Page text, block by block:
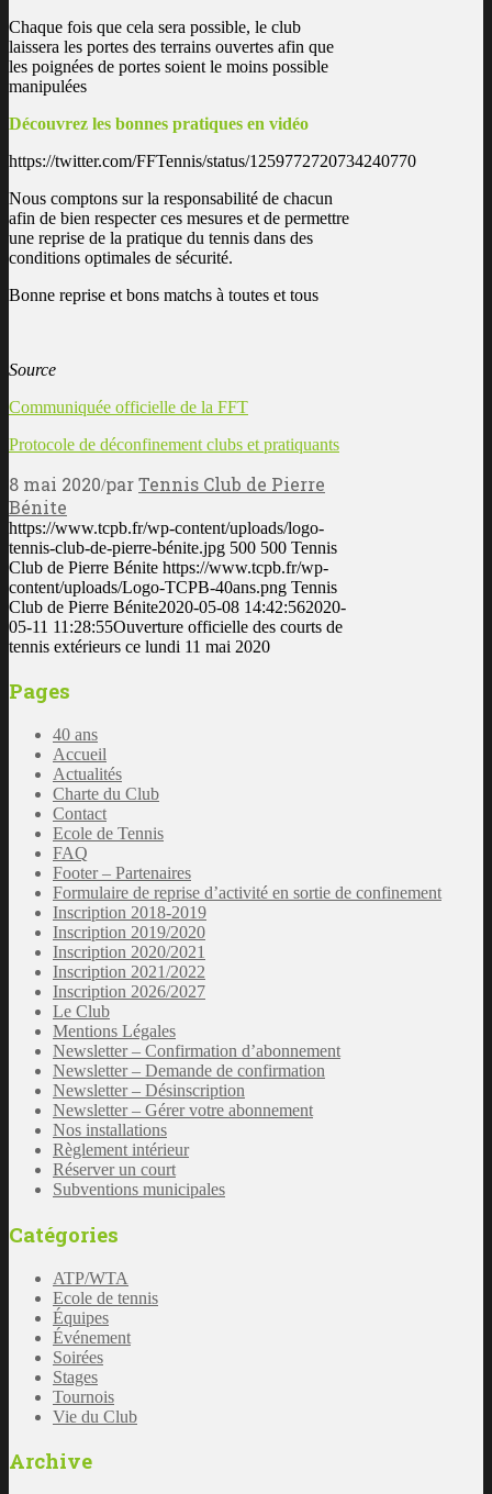
Chaque fois que cela sera possible, le club
laissera les portes des terrains ouvertes afin que
les poignées de portes soient le moins possible
manipulées
Découvrez les bonnes pratiques en vidéo
https://twitter.com/FFTennis/status/1259772720734240770
Nous comptons sur la responsabilité de chacun
afin de bien respecter ces mesures et de permettre
une reprise de la pratique du tennis dans des
conditions optimales de sécurité.
Bonne reprise et bons matchs à toutes et tous
Source
Communiquée officielle de la FFT
Protocole de déconfinement clubs et pratiquants
8 mai 2020/parTennis Club de Pierre
Bénite
https://www.tcpb.fr/wp-content/uploads/logo-
tennis-club-de-pierre-bénite.jpg 500 500 Tennis
Club de Pierre Bénite https://www.tcpb.fr/wp-
content/uploads/Logo-TCPB-40ans.png Tennis
Club de Pierre Bénite2020-05-08 14:42:562020-
05-11 11:28:55Ouverture officielle des courts de
tennis extérieurs ce lundi 11 mai 2020
Pages
40 ans
Accueil
Actualités
Charte du Club
Contact
Ecole de Tennis
FAQ
Footer – Partenaires
Formulaire de reprise d’activité en sortie de confinement
Inscription 2018-2019
Inscription 2019/2020
Inscription 2020/2021
Inscription 2021/2022
Inscription 2026/2027
Le Club
Mentions Légales
Newsletter – Confirmation d’abonnement
Newsletter – Demande de confirmation
Newsletter – Désinscription
Newsletter – Gérer votre abonnement
Nos installations
Règlement intérieur
Réserver un court
Subventions municipales
Catégories
ATP/WTA
Ecole de tennis
Équipes
Événement
Soirées
Stages
Tournois
Vie du Club
Archive